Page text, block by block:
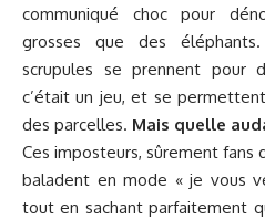
communiqué choc pour
grosses que des
scrupules se prennent pour
c’était un jeu, et se
des parcelles. Mais quelle
Ces imposteurs, sûrement fans
baladent en mode « je vous
tout en sachant parfaitement